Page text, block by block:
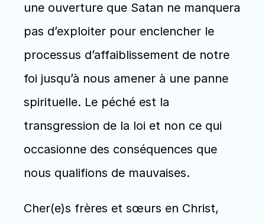
une ouverture que Satan ne manquera
pas d’exploiter pour enclencher le
processus d’affaiblissement de notre
foi jusqu’à nous amener à une panne
spirituelle. Le péché est la
transgression de la loi et non ce qui
occasionne des conséquences que
nous qualifions de mauvaises.
Cher(e)s frères et sœurs en Christ,